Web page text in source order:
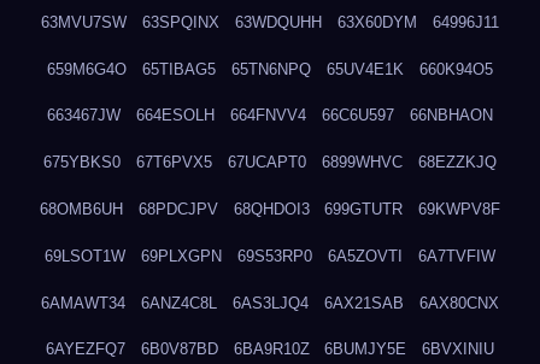
63MVU7SW 63SPQINX 63WDQUHH 63X60DYM 64996J11
659M6G4O 65TIBAG5 65TN6NPQ 65UV4E1K 660K94O5
663467JW 664ESOLH 664FNVV4 66C6U597 66NBHAON
675YBKS0 67T6PVX5 67UCAPT0 6899WHVC 68EZZKJQ
68OMB6UH 68PDCJPV 68QHDOI3 699GTUTR 69KWPV8F
69LSOT1W 69PLXGPN 69S53RP0 6A5ZOVTI 6A7TVFIW
6AMAWT34 6ANZ4C8L 6AS3LJQ4 6AX21SAB 6AX80CNX
6AYEZFQ7 6B0V87BD 6BA9R10Z 6BUMJY5E 6BVXINIU